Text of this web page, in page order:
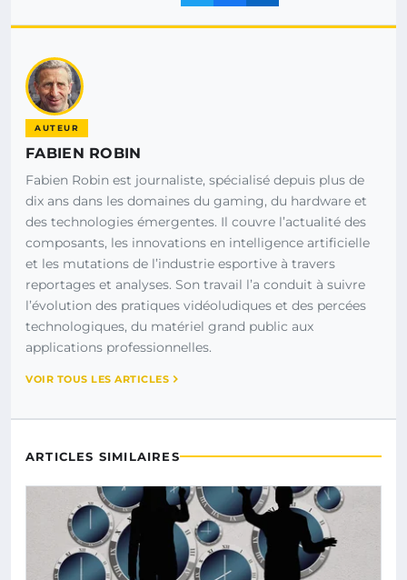
AUTEUR
FABIEN ROBIN
Fabien Robin est journaliste, spécialisé depuis plus de
dix ans dans les domaines du gaming, du hardware et
des technologies émergentes. Il couvre l’actualité des
composants, les innovations en intelligence artificielle
et les mutations de l’industrie esportive à travers
reportages et analyses. Son travail l’a conduit à suivre
l’évolution des pratiques vidéoludiques et des percées
technologiques, du matériel grand public aux
applications professionnelles.
VOIR TOUS LES ARTICLES
ARTICLES SIMILAIRES